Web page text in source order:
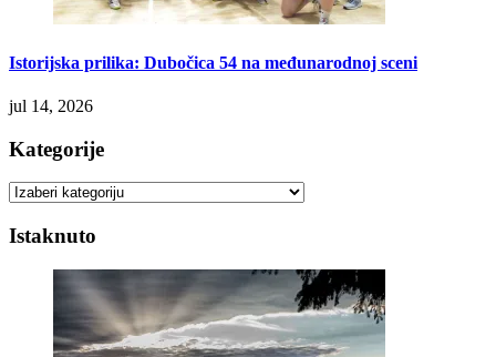
Istorijska prilika: Dubočica 54 na međunarodnoj sceni
jul 14, 2026
Kategorije
Kategorije
Istaknuto